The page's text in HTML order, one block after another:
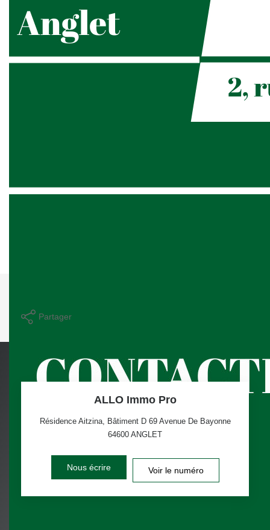
C'est loué- sur anglet dans une zone commerciale, un local
d'activités en rdc de 130m² environ comprenant une porte
sectionnelle motorisée, un espace WC, et un grand local de
Partager
ALLO Immo Pro
Résidence Aitzina, Bâtiment D 69 Avenue De Bayonne
64600 ANGLET
Nous écrire Voir le numéro